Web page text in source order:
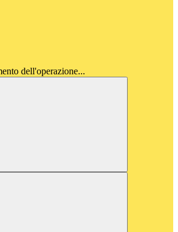
dell'operazione...